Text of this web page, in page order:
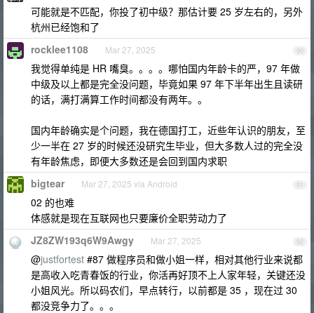
可能就是不匹配，你投了初中级？那估计要 25 岁左右的，另外
杭州已经饱和了
90
rocklee1108 Mar 27, 2025
我觉得单纯是 HR 嘴臭。。。。哪怕国内年龄卡的严，97 年做
中级及以上都是完全没问题，毕竟如果 97 年下半年出生且读研
的话，满打满算工作时间都没有两年。。
国内年龄确实是个问题，我在德国打工，近些年认识的朋友，至
少一半在 27 岁的时候还没研究生毕业，但大多数人过的完全没
有年龄焦虑，即便大多数还是会回到国内求职
91
bigtear Mar 27, 2025 via Android
02 的也难
体感就是现在互联网也只要廉价全职劳动力了
92
JZ8ZW193q6W9Awgy Mar 27, 2025
@justfortest #87 做程序员和做小姐一样，相对其他行业来说都
是高收入吃青春饭的行业，你活再好顶不上人家年轻，关键还没
小姐风光。所以码农们，早点转行，以前都是 35 ，现在过 30
都没竞争力了。。。